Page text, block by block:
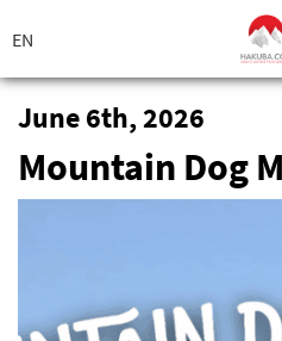
キ
Today's Outlook
Rain
Base (cm)
June 6th, 2026
Mountain Dog